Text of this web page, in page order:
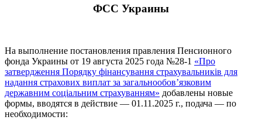
ФСС Украины
На выполнение постановления правления Пенсионного
фонда Украины от 19 августа 2025 года №28-1 «Про
затвердження Порядку фінансування страхувальників для
надання страхових виплат за загальнообов’язковим
державним соціальним страхуванням» добавлены новые
формы, вводятся в действие — 01.11.2025 г., подача — по
необходимости: